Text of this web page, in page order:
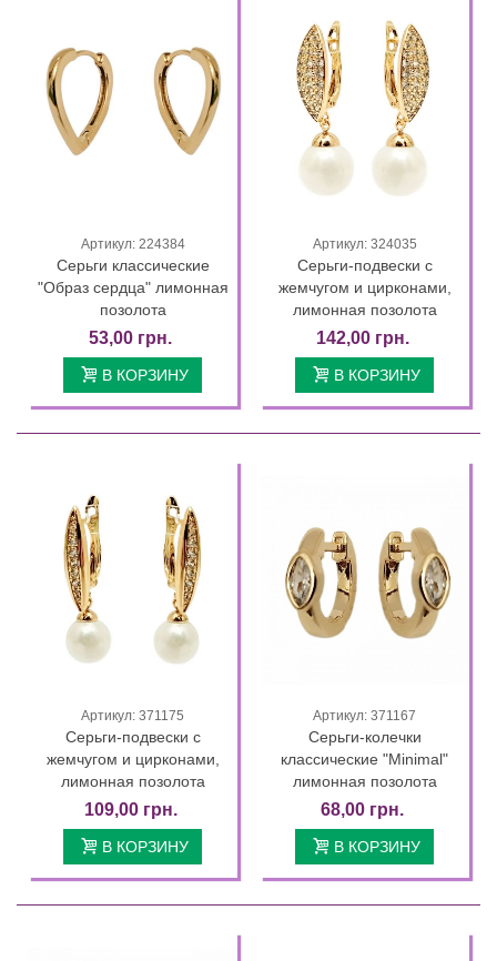
Артикул: 224384
Серьги классические
"Образ сердца" лимонная
позолота
53,00 грн.
В КОРЗИНУ
Артикул: 324035
Серьги-подвески с
жемчугом и цирконами,
лимонная позолота
142,00 грн.
В КОРЗИНУ
Артикул: 371175
Серьги-подвески с
жемчугом и цирконами,
лимонная позолота
109,00 грн.
В КОРЗИНУ
Артикул: 371167
Серьги-колечки
классические "Minimal"
лимонная позолота
68,00 грн.
В КОРЗИНУ